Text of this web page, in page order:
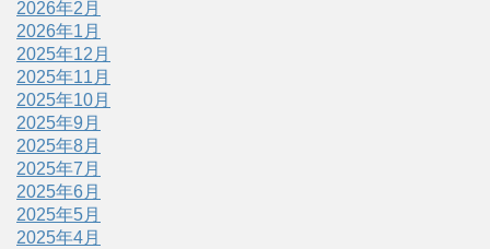
2026年2月
2026年1月
2025年12月
2025年11月
2025年10月
2025年9月
2025年8月
2025年7月
2025年6月
2025年5月
2025年4月